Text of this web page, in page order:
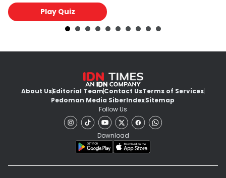
Play Quiz
About UsEditorial TeamContact UsTerms of Services
Pedoman Media SiberIndexSitemap
Follow Us
Download